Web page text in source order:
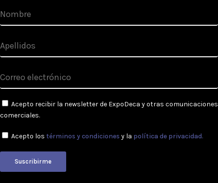
Acepto recibir la newsletter de ExpoDeca y otras comunicaciones
comerciales.
Acepto los términos y condiciones y la política de privacidad.
Suscribirme